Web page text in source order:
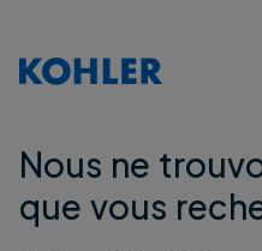
Nous ne
que vous